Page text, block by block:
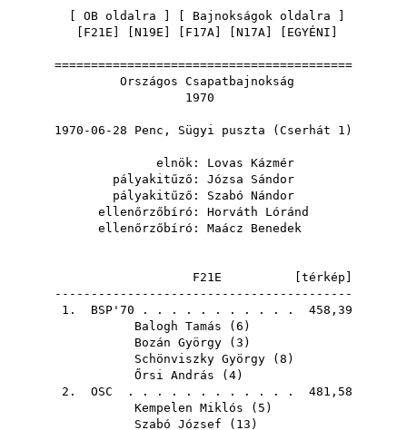
OB oldalra Bajnokságok oldalra
F21E N19E F17A N17A EGYÉNI
=========================================
Országos Csapatbajnokság
1970
1970-06-28 Penc, Sügyi puszta (Cserhát 1)
elnök: Lovas Kázmér
pályakitűző: Józsa Sándor
pályakitűző: Szabó Nándor
ellenőrzőbíró: Horváth Lóránd
ellenőrzőbíró: Maácz Benedek
F21E [ térkép
-----------------------------------------
1. BSP'70 . . . . . . . . . . . 458,39
Balogh Tamás ( 6 )
Bozán György ( 3 )
Schönviszky György ( 8 )
Őrsi András ( 4)
2. OSC . . . . . . . . . . . . 481,58
Kempelen Miklós ( 5 )
Szabó József ( 13 )